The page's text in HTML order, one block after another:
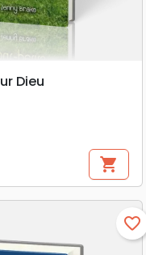
Dieu
shopping_cart
favorite_border